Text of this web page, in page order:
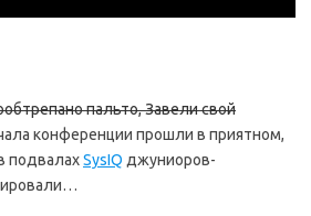
пальто, Завели свой
конференции прошли в приятном,
подвалахSysIQ джуниоров-